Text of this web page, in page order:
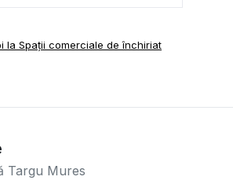
la Spații comerciale de închiriat
Targu Mures